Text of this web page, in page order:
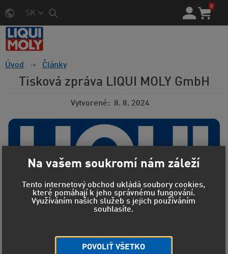
SK
0
Úvod Články
Tisková zpráva LIQUI MOLY GmbH
Vytvorené 8. 8. 2024
Na vašem soukromí nám záleží
Tento internetový obchod ukládá soubory cookies,
které pomáhají k jeho správnému fungování.
Využíváním našich služeb s jejich používáním
souhlasíte.
POVOLIŤ VŠETKO